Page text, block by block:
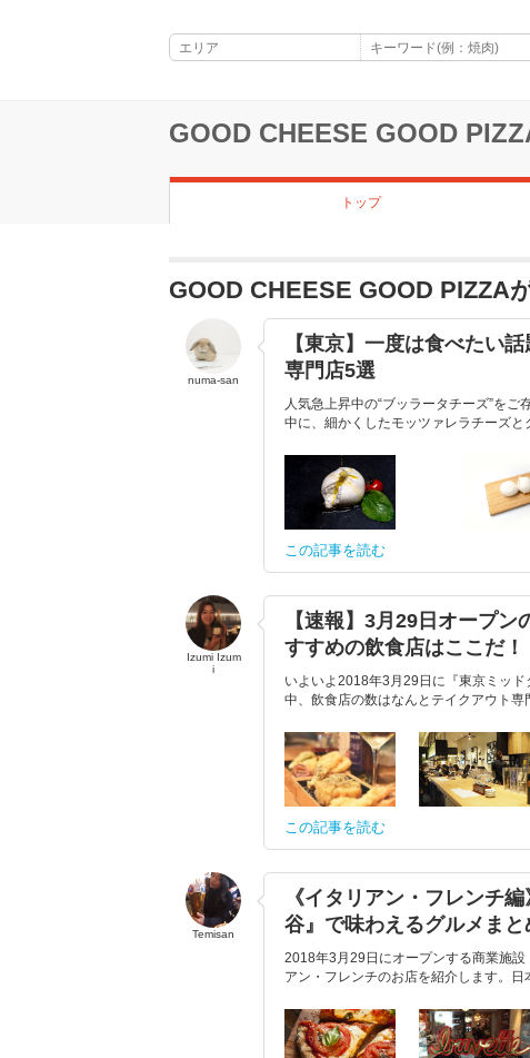
GOOD CHEESE GOOD
トップ
GOOD CHEESE GOOD PIZZA
numa-san
【東京】一度は食べたい
専門店5選
人気急上昇中の“ブッラータチーズ”を
中に、細かくしたモッツァレラチーズと
この記事を読む
Izumi Izum
i
【速報】3月29日オープ
すすめの飲食店はここだ！
いよいよ2018年3月29日に『東京ミッ
中、飲食店の数はなんとテイクアウト専
この記事を読む
Temisan
《イタリアン・フレンチ
谷』で味わえるグルメまと
2018年3月29日にオープンする商業施
アン・フレンチのお店を紹介します。日